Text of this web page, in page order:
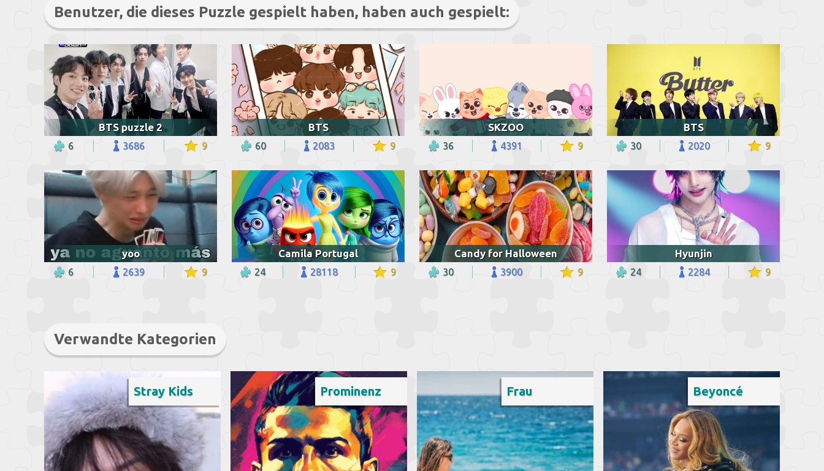
Benutzer, die dieses Puzzle gespielt haben, haben auch gespielt:
BTS puzzle 2
6 3686 9
BTS
60 2083 9
SKZOO
36 4391 9
BTS
30 2020 9
yoo
6 2639 9
Camila Portugal
24 28118 9
Candy for Halloween
30 3900 9
Hyunjin
24 2284 9
Verwandte Kategorien
Stray Kids Prominenz Frau Beyoncé